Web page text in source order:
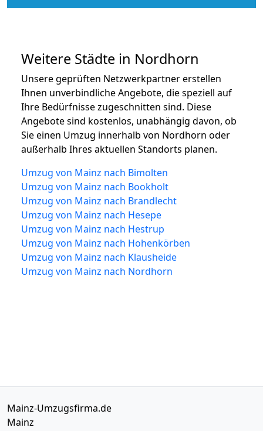
Weitere Städte in Nordhorn
Unsere geprüften Netzwerkpartner erstellen
Ihnen unverbindliche Angebote, die speziell auf
Ihre Bedürfnisse zugeschnitten sind. Diese
Angebote sind kostenlos, unabhängig davon, ob
Sie einen Umzug innerhalb von Nordhorn oder
außerhalb Ihres aktuellen Standorts planen.
Umzug von Mainz nach Bimolten
Umzug von Mainz nach Bookholt
Umzug von Mainz nach Brandlecht
Umzug von Mainz nach Hesepe
Umzug von Mainz nach Hestrup
Umzug von Mainz nach Hohenkörben
Umzug von Mainz nach Klausheide
Umzug von Mainz nach Nordhorn
Mainz-Umzugsfirma.de
Mainz